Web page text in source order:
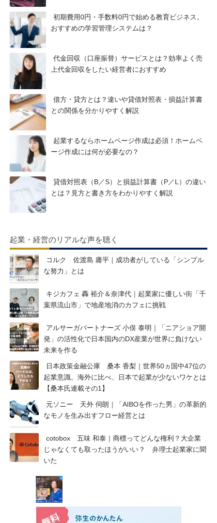
初期費用0円・手数料0円で始める教育ビジネス。
おすすめの学習管理システムは？
代金回収（口座振替）サービスとは？効率よく売
上代金回収をしたい経営者におすすめ
借方・貸方とは？違いや貸借対照表・損益計算書
との関係を分かりやすく解説
起業するならホームページ作成は必須！ホームペ
ージ作成には何が必要なの？
貸借対照表（B／S）と損益計算書（P／L）の違い
とは？見方と書き方をわかりやすく解説
起業・経営のリアルな声を聴く
コルク 佐渡島 庸平｜成功者がしている「シンプル
な努力」とは
キジカフェ 轟 裕介＆奈津代｜起業家に優しい街「千
葉県流山市」で地産地消のカフェに挑戦
アルサーガパートナーズ 小俣 泰明｜「ニアショア開
発」の活性化で日本国内のDX産業が世界に負けない
未来を作る
日本政策金融公庫 桑本 香梨｜世界50ヵ国中47位の
起業意識。海外に比べ、日本で起業が少ないワケとは
【桑本氏連載その1】
元ソニー 天外 伺朗｜「AIBOを作った男」の革新的
なモノを生み出すフロー経営とは
cotobox 五味 和泰｜商標ってどんな権利？大企業
じゃなくても取ったほうがいい？ 弁理士起業家に聞
いた